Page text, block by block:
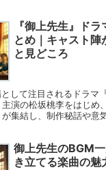
『御上先生』ド
とめ｜キャスト陣
と見どころ
して注目されるドラマ
演の松坂桃李をはじめ
集結し、制作秘話や意
御上先生のBGM
き立てる楽曲の魅